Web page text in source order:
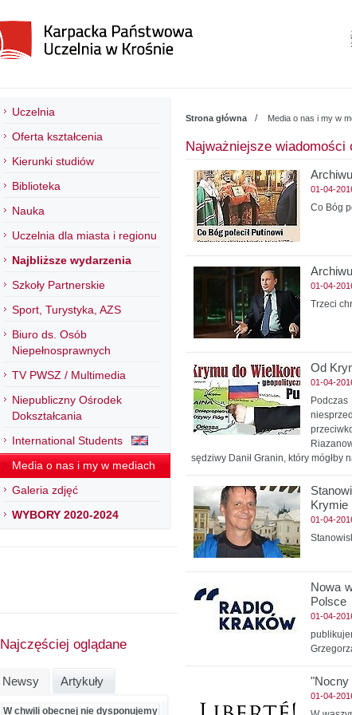
Uczelnia
Oferta kształcenia
Kierunki studiów
Biblioteka
Nauka
Uczelnia dla miasta i regionu
Najbliższe wydarzenia
Szkoły Partnerskie
Sport, Turystyka, AZS
Biuro ds. Osób
Niepełnosprawnych
TV PWSZ / Multimedia
Niepubliczny Ośrodek
Dokształcania
International Students
Media o nas i my w mediach
Galeria zdjęć
WYBORY 2020-2024
Najczęściej oglądane
Newsy Artykuły
W chwili obecnej nie dysponujemy
Strona główna / Media o nas i my w
Najważniejsze wiadomości
01-04-
Co Bóg
01-04-
Trzeci
Od
01-04-
sędziwy Danił Granin, który mógłby
Krymie
01-04-
Nowa
Polsce
01-04-
"Nocny
01-04-